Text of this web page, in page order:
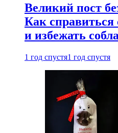
Великий пост
Как справиться
и избежать
1 год спустя1 год спустя